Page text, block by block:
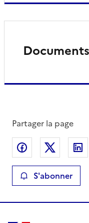
Partager la page
Partager sur
S'abonner